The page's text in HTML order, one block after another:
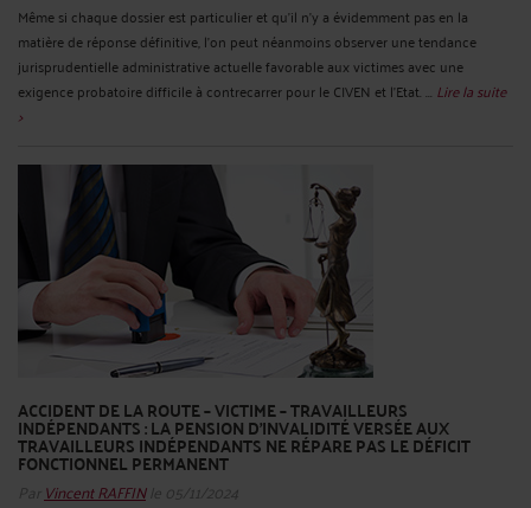
Même si chaque dossier est particulier et qu'il n'y a évidemment pas en la
matière de réponse définitive, l'on peut néanmoins observer une tendance
jurisprudentielle administrative actuelle favorable aux victimes avec une
exigence probatoire difficile à contrecarrer pour le CIVEN et l'Etat. ... Lire la suite
>
ACCIDENT DE LA ROUTE – VICTIME – TRAVAILLEURS
INDÉPENDANTS : LA PENSION D'INVALIDITÉ VERSÉE AUX
TRAVAILLEURS INDÉPENDANTS NE RÉPARE PAS LE DÉFICIT
FONCTIONNEL PERMANENT
Par Vincent RAFFINle 05/11/2024